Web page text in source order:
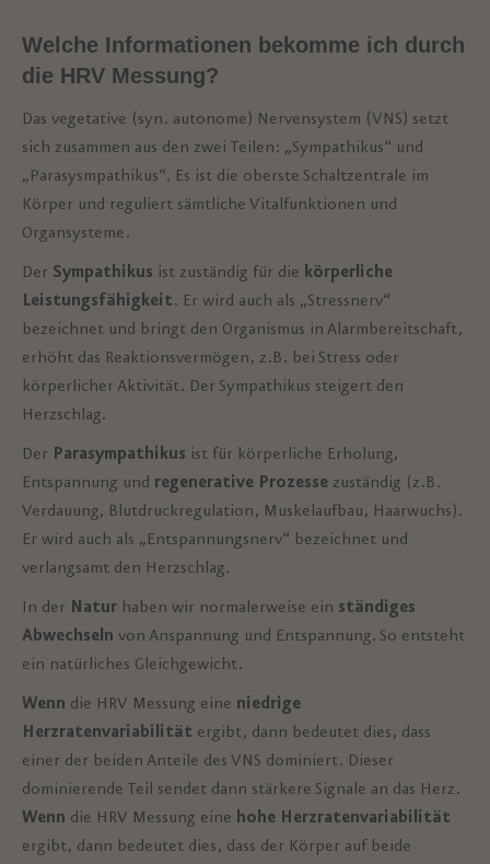
Welche Informationen bekomme ich durch
die HRV Messung?
Das vegetative (syn. autonome) Nervensystem (VNS) setzt
sich zusammen aus den zwei Teilen: „Sympathikus“ und
„Parasysmpathikus“. Es ist die oberste Schaltzentrale im
Körper und reguliert sämtliche Vitalfunktionen und
Organsysteme.
Der Sympathikus ist zuständig für die körperliche
Leistungsfähigkeit. Er wird auch als „Stressnerv“
bezeichnet und bringt den Organismus in Alarmbereitschaft,
erhöht das Reaktionsvermögen, z.B. bei Stress oder
körperlicher Aktivität. Der Sympathikus steigert den
Herzschlag.
Der Parasympathikus ist für körperliche Erholung,
Entspannung und regenerative Prozesse zuständig (z.B.
Verdauung, Blutdruckregulation, Muskelaufbau, Haarwuchs).
Er wird auch als „Entspannungsnerv“ bezeichnet und
verlangsamt den Herzschlag.
In der Natur haben wir normalerweise ein ständiges
Abwechseln von Anspannung und Entspannung. So entsteht
ein natürliches Gleichgewicht.
Wenn die HRV Messung eine niedrige
Herzratenvariabilität ergibt, dann bedeutet dies, dass
einer der beiden Anteile des VNS dominiert. Dieser
dominierende Teil sendet dann stärkere Signale an das Herz.
Wenn die HRV Messung eine hohe Herzratenvariabilität
ergibt, dann bedeutet dies, dass der Körper auf beide